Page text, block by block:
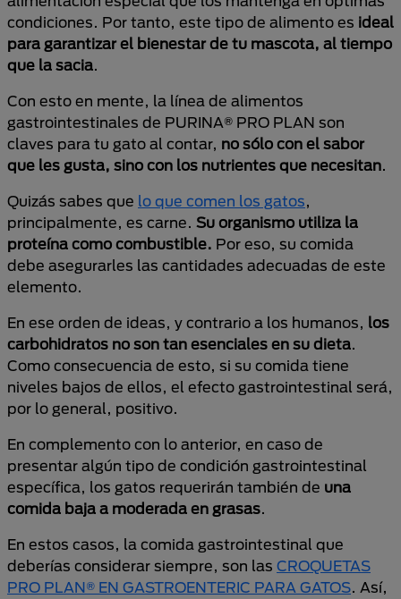
condiciones. Por tanto, este tipo de alimento es ideal
para garantizar el bienestar de tu mascota, al tiempo
que la sacia.
Con esto en mente, la línea de alimentos
gastrointestinales de PURINA® PRO PLAN son
claves para tu gato al contar, no sólo con el sabor
que les gusta, sino con los nutrientes que necesitan.
Quizás sabes que lo que comen los gatos,
principalmente, es carne. Su organismo utiliza la
proteína como combustible. Por eso, su comida
debe asegurarles las cantidades adecuadas de este
elemento.
En ese orden de ideas, y contrario a los humanos, los
carbohidratos no son tan esenciales en su dieta.
Como consecuencia de esto, si su comida tiene
niveles bajos de ellos, el efecto gastrointestinal será,
por lo general, positivo.
En complemento con lo anterior, en caso de
presentar algún tipo de condición gastrointestinal
específica, los gatos requerirán también de una
comida baja a moderada en grasas.
En estos casos, la comida gastrointestinal que
deberías considerar siempre, son las CROQUETAS
PRO PLAN® EN GASTROENTERIC PARA GATOS. Así,